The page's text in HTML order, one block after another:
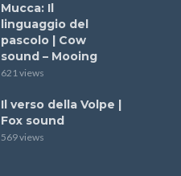
Mucca: Il
linguaggio del
pascolo | Cow
sound – Mooing
621 views
Il verso della Volpe |
Fox sound
569 views